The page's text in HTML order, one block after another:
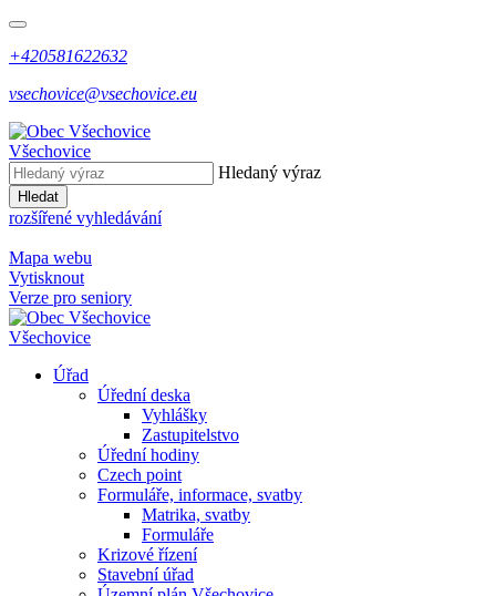
+420581622632
vsechovice@vsechovice.eu
Všechovice
Hledaný výraz
Hledat
rozšířené vyhledávání
Mapa webu
Vytisknout
Verze pro seniory
Všechovice
Úřad
Úřední deska
Vyhlášky
Zastupitelstvo
Úřední hodiny
Czech point
Formuláře, informace, svatby
Matrika, svatby
Formuláře
Krizové řízení
Stavební úřad